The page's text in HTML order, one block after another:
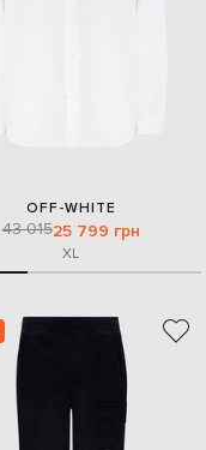
OFF-WHITE
43 01525 799 грн
XL